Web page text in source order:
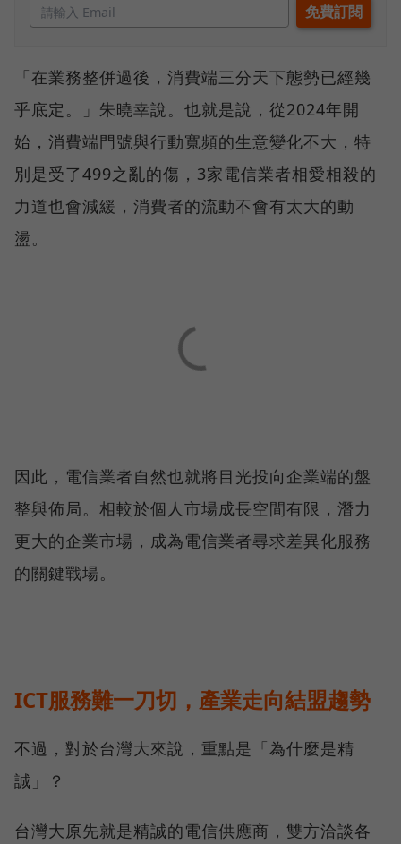
「在業務整併過後，消費端三分天下態勢已經幾
乎底定。」朱曉幸說。也就是說，從2024年開
始，消費端門號與行動寬頻的生意變化不大，特
別是受了499之亂的傷，3家電信業者相愛相殺的
力道也會減緩，消費者的流動不會有太大的動
盪。
因此，電信業者自然也就將目光投向企業端的盤
整與佈局。相較於個人市場成長空間有限，潛力
更大的企業市場，成為電信業者尋求差異化服務
的關鍵戰場。
ICT服務難一刀切，產業走向結盟趨勢
不過，對於台灣大來說，重點是「為什麼是精
誠」？
台灣大原先就是精誠的電信供應商，雙方洽談各